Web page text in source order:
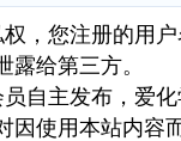
，您注册的用
给第三方。
自主发布，爱
因使用本站内容